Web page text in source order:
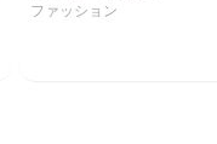
ファッション